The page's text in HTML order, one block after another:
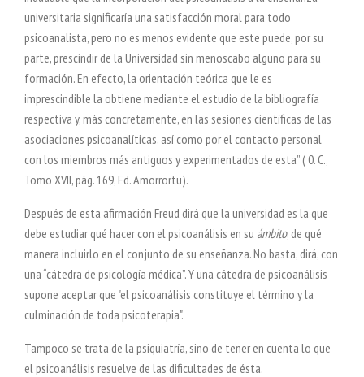
universitaria significaría una satisfacción moral para todo
psicoanalista, pero no es menos evidente que este puede, por su
parte, prescindir de la Universidad sin menoscabo alguno para su
formación. En efecto, la orientación teórica que le es
imprescindible la obtiene mediante el estudio de la bibliografía
respectiva y, más concretamente, en las sesiones científicas de las
asociaciones psicoanalíticas, así como por el contacto personal
con los miembros más antiguos y experimentados de esta” ( 0. C.,
Tomo XVII, pág. 169, Ed. Amorrortu).
Después de esta afirmación Freud dirá que la universidad es la que
debe estudiar qué hacer con el psicoanálisis en su ámbito, de qué
manera incluirlo en el conjunto de su enseñanza. No basta, dirá, con
una “cátedra de psicología médica”. Y una cátedra de psicoanálisis
supone aceptar que "el psicoanálisis constituye el término y la
culminación de toda psicoterapia".
Tampoco se trata de la psiquiatría, sino de tener en cuenta lo que
el psicoanálisis resuelve de las dificultades de ésta.